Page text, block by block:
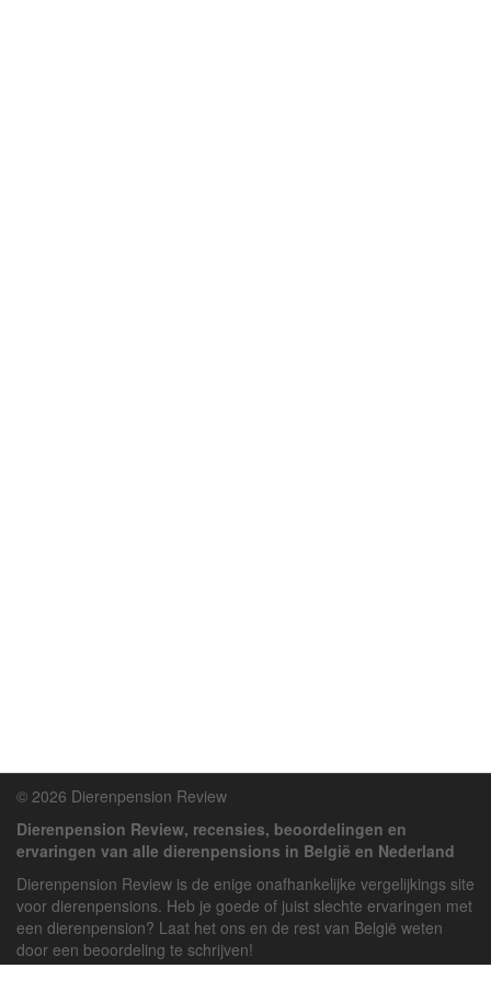
© 2026 Dierenpension Review
Dierenpension Review, recensies, beoordelingen en
ervaringen van alle dierenpensions in België en Nederland
Dierenpension Review is de enige onafhankelijke vergelijkings site
voor dierenpensions. Heb je goede of juist slechte ervaringen met
een dierenpension? Laat het ons en de rest van België weten
door een beoordeling te schrijven!